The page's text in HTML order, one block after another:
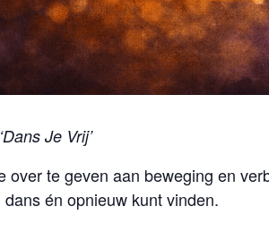
‘Dans Je Vrij’
over te geven aan beweging en
én opnieuw kunt vinden.